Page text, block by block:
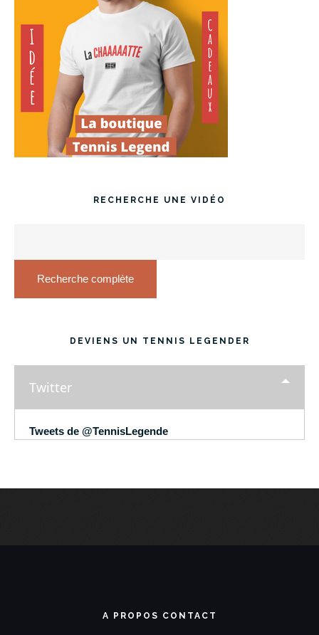
RECHERCHE UNE VIDÉO
Recherche complète
DEVIENS UN TENNIS LEGENDER
Twitter
Tweets de @TennisLegende
A PROPOS CONTACT